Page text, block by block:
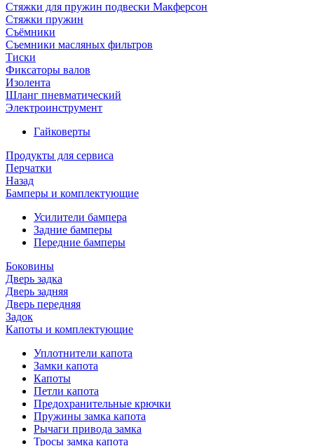
Стяжки для пружин подвески Макферсон
Стяжки пружин
Съёмники
Съемники масляных фильтров
Тиски
Фиксаторы валов
Изолента
Шланг пневматический
Электроинструмент
Гайковерты
Продукты для сервиса
Перчатки
Назад
Бамперы и комплектующие
Усилители бампера
Задние бамперы
Передние бамперы
Боковины
Дверь задка
Дверь задняя
Дверь передняя
Задок
Капоты и комплектующие
Уплотнители капота
Замки капота
Капоты
Петли капота
Предохранительные крючки
Пружины замка капота
Рычаги привода замка
Тросы замка капота